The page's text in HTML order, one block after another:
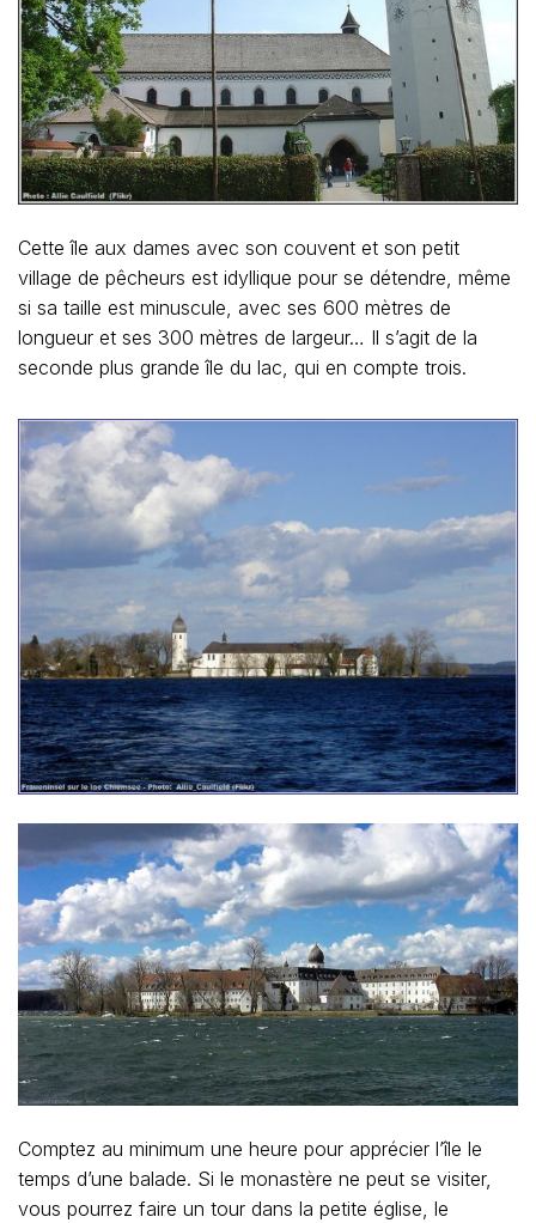
Cette île aux dames avec son couvent et son petit
village de pêcheurs est idyllique pour se détendre, même
si sa taille est minuscule, avec ses 600 mètres de
longueur et ses 300 mètres de largeur… Il s’agit de la
seconde plus grande île du lac, qui en compte trois.
Comptez au minimum une heure pour apprécier l’île le
temps d’une balade. Si le monastère ne peut se visiter,
vous pourrez faire un tour dans la petite église, le